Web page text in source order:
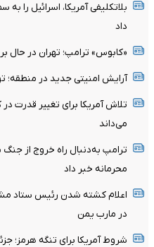
بلاتکلیفی آمریکا، اسرائیل را
داد
«کابوس» ترامپ؛ تهران در حال
آرایش امنیتی جدید در منطقه؛
تلاش آمریکا برای تغییر قدرت در
می‌داند
ترامپ به‌دنبال راه خروج از
محرمانه خبر داد
اعلام کشته شدن رئیس ستاد
در مارب یمن
شروط آمریکا برای تنگه هرمز؛